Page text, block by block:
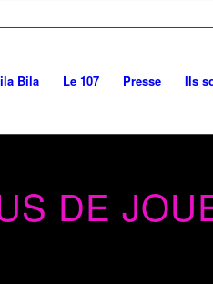
Bila Le 107 Presse Ils
DE